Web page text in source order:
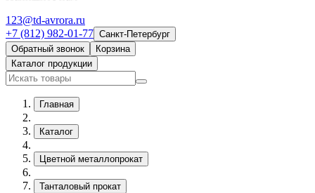
123@td-avrora.ru
+7 (812) 982-01-77 Санкт-Петербург
Обратный звонок
Корзина
Каталог продукции
Главная
Каталог
Цветной металлопрокат
Танталовый прокат